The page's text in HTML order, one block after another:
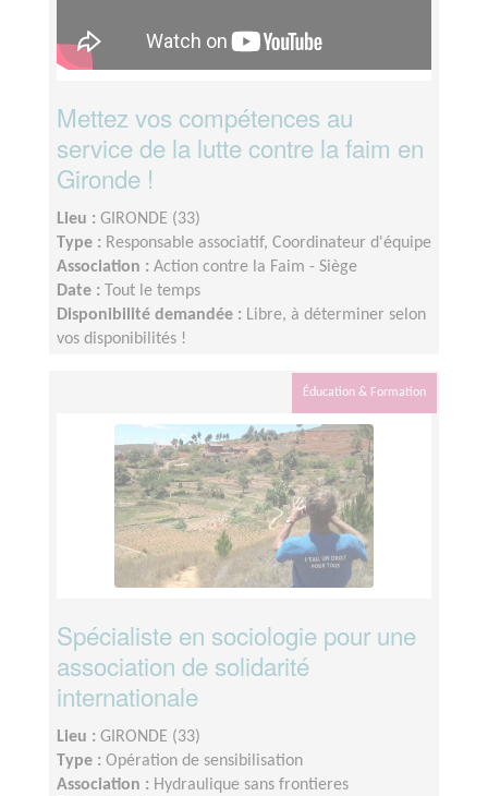
Mettez vos compétences au
service de la lutte contre la faim en
Gironde !
Lieu : GIRONDE (33)
Type : Responsable associatif, Coordinateur d'équipe
Association : Action contre la Faim - Siège
Date :
Tout le temps
Disponibilité demandée : Libre, à déterminer selon
vos disponibilités !
Éducation & Formation
Spécialiste en sociologie pour une
association de solidarité
internationale
Lieu : GIRONDE (33)
Type : Opération de sensibilisation
Association : Hydraulique sans frontieres